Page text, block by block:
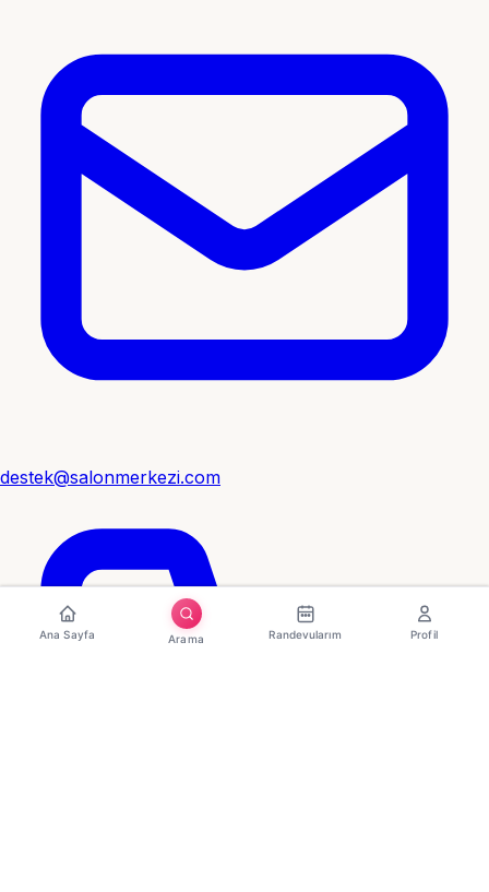
destek@salonmerkezi.com
Ana Sayfa Arama Randevularım Profil